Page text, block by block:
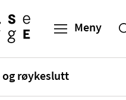
og røykeslutt